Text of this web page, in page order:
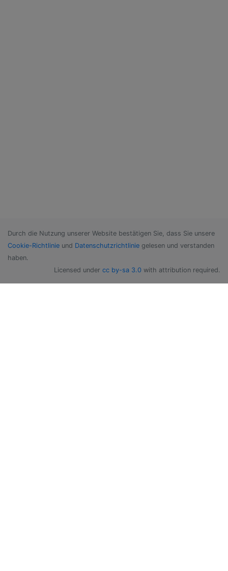
Durch die Nutzung unserer Website bestätigen Sie, dass Sie unsere
Cookie-Richtlinie und Datenschutzrichtlinie gelesen und verstanden
haben.
Licensed under cc by-sa 3.0 with attribution required.